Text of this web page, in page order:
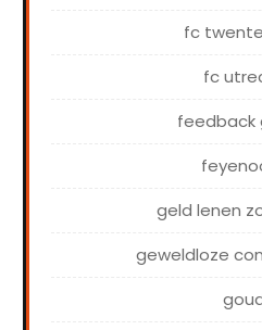
fc
fc
feedback
geld lenen
geweldloze